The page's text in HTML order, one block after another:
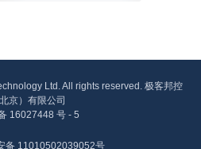
Ltd. All rights reserved. 极客邦控
京）有限公司
16027448 号 - 5
备 11010502039052号